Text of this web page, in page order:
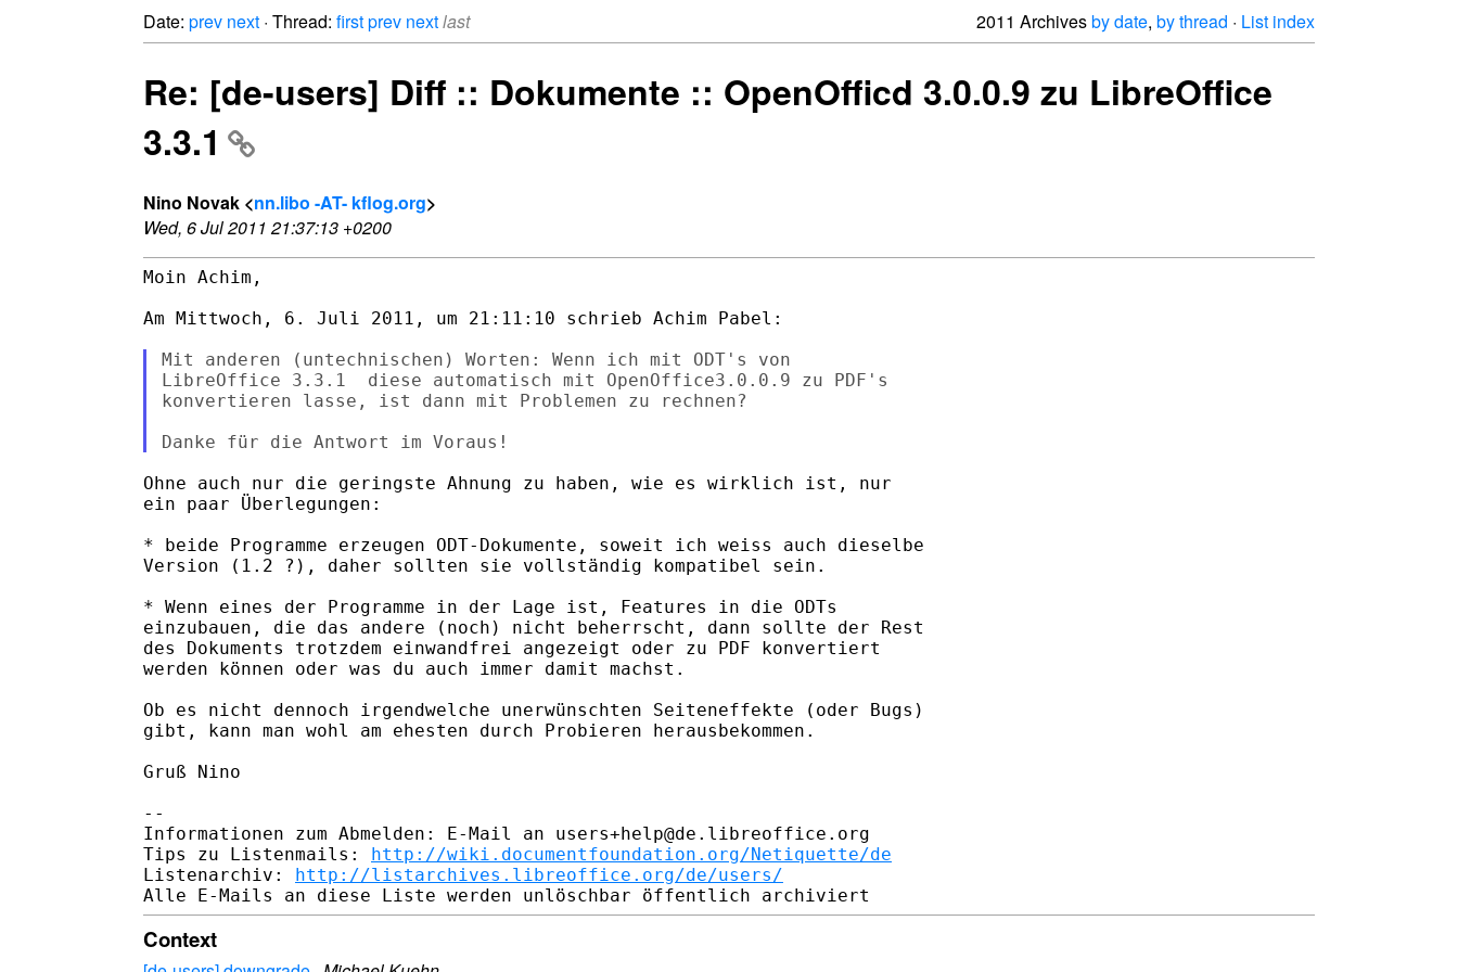
Date: prev next · Thread: firstprev nextlast 2011 Archivesby date, by thread · List index
Re: [de-users] Diff :: Dokumente :: OpenOfficd 3.0.0.9 zu LibreOffice
3.3.1
Nino Novak <nn.libo -AT- kflog.org>
Wed, 6 Jul 2011 21:37:13 +0200
Moin Achim,
Am Mittwoch, 6. Juli 2011, um 21:11:10 schrieb Achim Pabel:
Mit anderen (untechnischen) Worten: Wenn ich mit ODT's von
LibreOffice 3.3.1  diese automatisch mit OpenOffice3.0.0.9 zu PDF's
konvertieren lasse, ist dann mit Problemen zu rechnen?
Ohne auch nur die geringste Ahnung zu haben, wie es wirklich ist, nur
ein paar Überlegungen:
* beide Programme erzeugen ODT-Dokumente, soweit ich weiss auch dieselbe
Version (1.2 ?), daher sollten sie vollständig kompatibel sein.
* Wenn eines der Programme in der Lage ist, Features in die ODTs
einzubauen, die das andere (noch) nicht beherrscht, dann sollte der Rest
des Dokuments trotzdem einwandfrei angezeigt oder zu PDF konvertiert
werden können oder was du auch immer damit machst.
Ob es nicht dennoch irgendwelche unerwünschten Seiteneffekte (oder Bugs)
gibt, kann man wohl am ehesten durch Probieren herausbekommen.
Gruß Nino
--
Informationen zum Abmelden: E-Mail an users+help@de.libreoffice.org
Tips zu Listenmails: http://wiki.documentfoundation.org/Netiquette/de
Listenarchiv: http://listarchives.libreoffice.org/de/users/
Context